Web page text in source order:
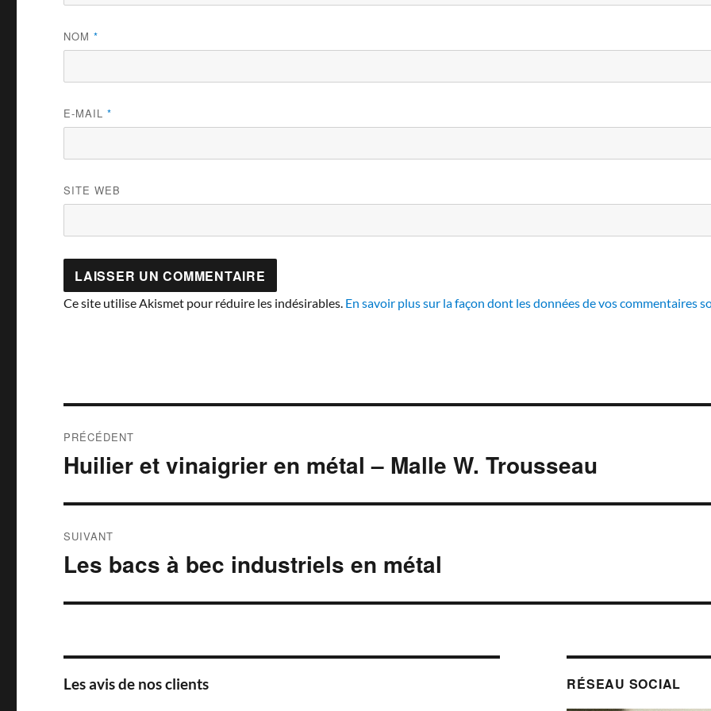
NOM*
E-MAIL*
SITE WEB
Ce site utilise Akismet pour réduire les indésirables. En savoir plus sur la façon dont les données de vos commentaires
de
PRÉCÉDENT
Article
Huilier et vinaigrier en métal – Malle W. Trousseau
SUIVANT
Article
Les bacs à bec industriels en métal
Les avis de nos clients RÉSEAU SOCIAL